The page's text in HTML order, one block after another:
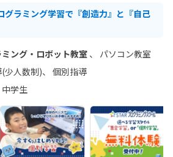
グラミング学習で『創造力』と『自己
ング・ロボット教室
パソコン教室
少人数制)
個別指導
学生